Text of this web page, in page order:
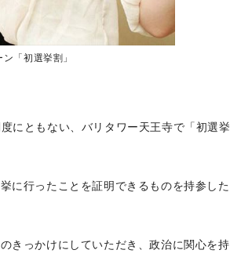
「初選挙割」
にともない、バリタワー天王寺で「初選挙
に行ったことを証明できるものを持参した
きっかけにしていただき、政治に関心を持